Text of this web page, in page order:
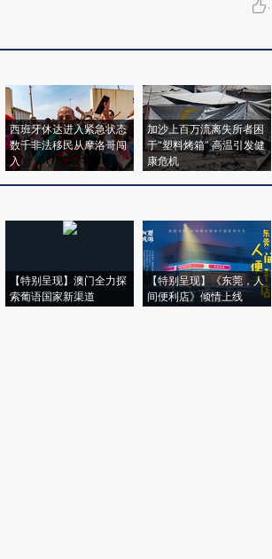
·
西班牙休达进入紧急状态
数千非法移民从摩洛哥闯
入
加沙上百万流离失所者困
于“塑料烤箱” 高温引发健
康危机
【特别呈现】澳门全力探
索葡语国家新渠道
【特别呈现】《东莞，人
间便利店》倾情上线